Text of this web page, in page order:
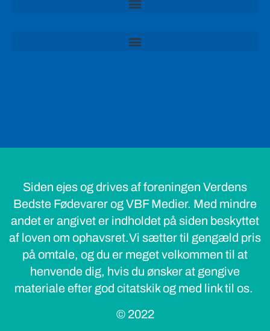
Siden ejes og drives af foreningen Verdens
Bedste Fødevarer og VBF Medier. Med mindre
andet er angivet er indholdet på siden beskyttet
af loven om ophavsret.Vi sætter til gengæld pris
på omtale, og du er meget velkommen til at
henvende dig, hvis du ønsker at gengive
materiale efter god citatskik og med link til os.
© 2022